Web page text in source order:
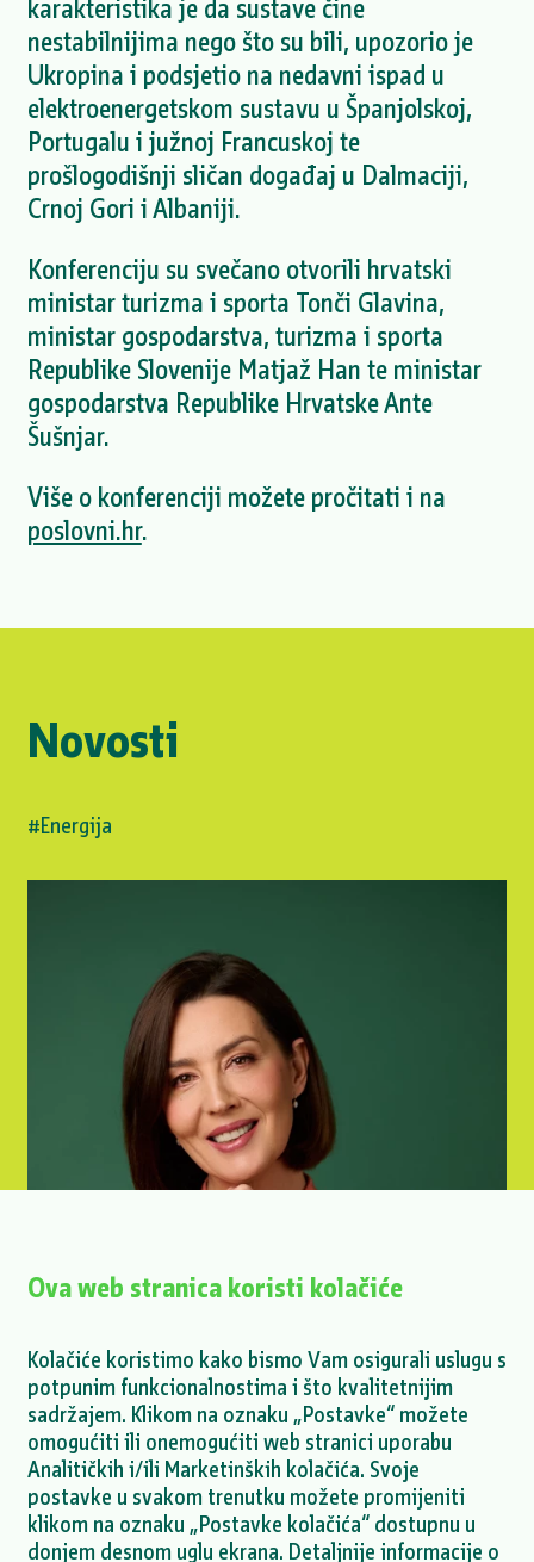
karakteristika je da sustave čine
nestabilnijima nego što su bili, upozorio je
Ukropina i podsjetio na nedavni ispad u
elektroenergetskom sustavu u Španjolskoj,
Portugalu i južnoj Francuskoj te
prošlogodišnji sličan događaj u Dalmaciji,
Crnoj Gori i Albaniji.
Konferenciju su svečano otvorili hrvatski
ministar turizma i sporta Tonči Glavina,
ministar gospodarstva, turizma i sporta
Republike Slovenije Matjaž Han te ministar
gospodarstva Republike Hrvatske Ante
Šušnjar.
Više o konferenciji možete pročitati i na
poslovni.hr.
Novosti
#Energija
Ivana Meašić za IntelliNews o
geotermalnoj energiji u RH
VIŠE >
Ova web stranica koristi kolačiće
Kolačiće koristimo kako bismo Vam osigurali uslugu s
potpunim funkcionalnostima i što kvalitetnijim
sadržajem. Klikom na oznaku „Postavke“ možete
omogućiti ili onemogućiti web stranici uporabu
Analitičkih i/ili Marketinških kolačića. Svoje
postavke u svakom trenutku možete promijeniti
klikom na oznaku „Postavke kolačića“ dostupnu u
donjem desnom uglu ekrana. Detaljnije informacije o